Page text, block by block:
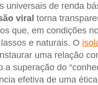
universais de renda
viral torna
que, em condições
e naturais. O
uma relação
a superação do
efetiva de uma